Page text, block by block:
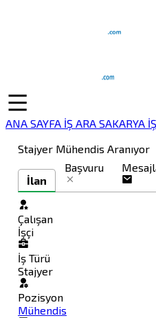
ANA SAYFA İŞ ARA SAKARYA
Stajyer Mühendis Aranıyor
İlan
Başvuru
Çalışan
İşçi
İş Türü
Stajyer
Pozisyon
Mühendis